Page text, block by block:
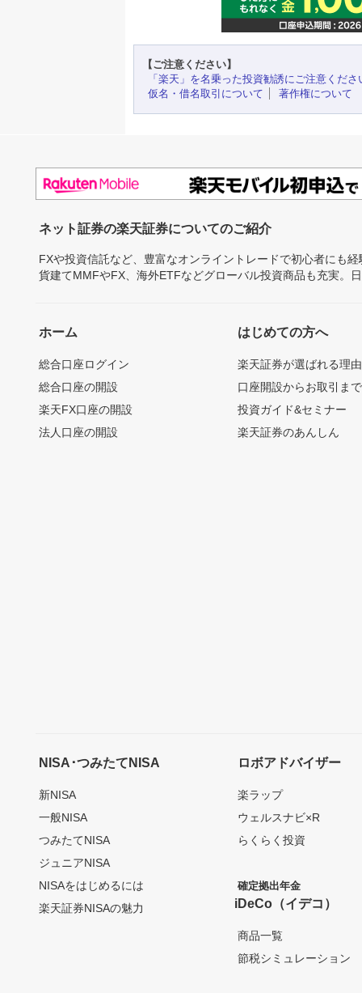
【ご注意ください】
「楽天」を名乗った投資勧誘にご注意くださ
仮名・借名取引について
著作権について
ネット証券の楽天証券についてのご紹介
FXや投資信託など、豊富なオンライントレードで初心者にも
貨建てMMFやFX、海外ETFなどグローバル投資商品も充実。
ホーム
総合口座ログイン
総合口座の開設
楽天FX口座の開設
法人口座の開設
はじめての方へ
楽天証券が選ばれる理由
口座開設からお取引ま
投資ガイド&セミナー
楽天証券のあんしん
NISA･つみたてNISA
新NISA
一般NISA
つみたてNISA
ジュニアNISA
NISAをはじめるには
楽天証券NISAの魅力
ロボアドバイザー
楽ラップ
ウェルスナビ×R
らくらく投資
確定拠出年金
iDeCo（イデコ）
商品一覧
節税シミュレーション